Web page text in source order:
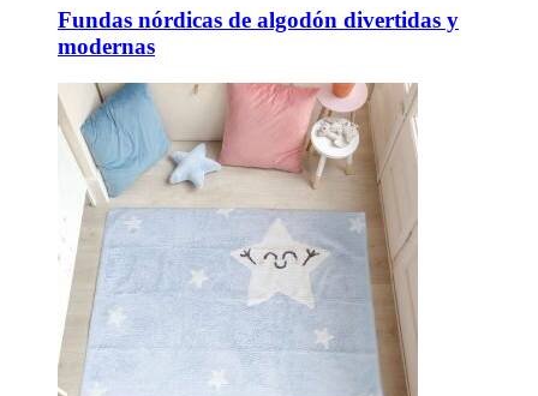
Fundas nórdicas de algodón divertidas y
modernas